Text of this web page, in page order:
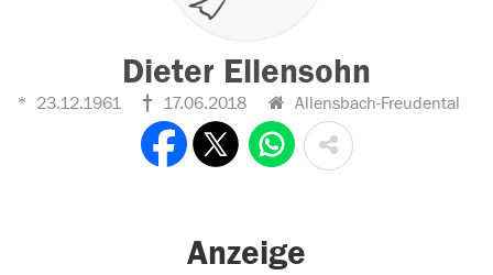
Dieter Ellensohn
23.12.1961 17.06.2018 Allensbach-Freudental
Anzeige